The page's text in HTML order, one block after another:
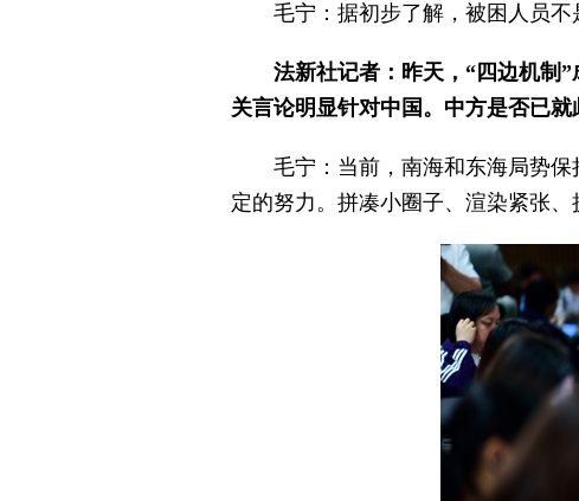
毛宁：据初步了解，被困人员不
法新社记者：昨天，“四边机制
关言论明显针对中国。中方是否已就
毛宁：当前，南海和东海局势
定的努力。拼凑小圈子、渲染紧张、